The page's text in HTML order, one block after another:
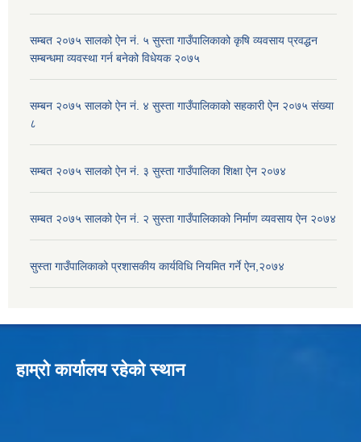
सम्बत २०७५ सालको ऐन नं. ५ सुस्ता गाउँपालिकाको कृषि व्यवसाय प्रवद्धन
सम्बन्धमा व्यवस्था गर्न बनेको विधेयक २०७५
सम्बन २०७५ सालको ऐन नं. ४ सुस्ता गाउँपालिकाको सहकारी ऐन २०७५ संख्या
८
सम्बत २०७५ सालको ऐन नं. ३ सुस्ता गाउँपालिका शिक्षा ऐन २०७४
सम्बत २०७५ सालको ऐन नं. २ सुस्ता गाउँपालिकाको निर्माण व्यवसाय ऐन २०७४
सुस्ता गाउँपालिकाको प्रशासकीय कार्यविधि नियमित गर्ने ऐन,२०७४
हाम्रो कार्यालय रहेको स्थान